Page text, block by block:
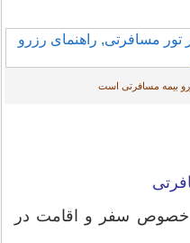
بیمه مسافرتی است
خصوص سفر و اقامت در